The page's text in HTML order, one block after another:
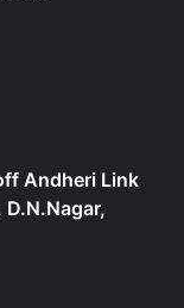
Andheri Link